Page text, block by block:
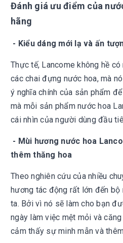
Đánh giá ưu điểm của
hãng
- Kiểu dáng mới lạ và ấn
Thực tế, Lancome không hề
các chai đựng nước hoa, mà
ý nghĩa chính của sản phẩm
mà mỗi sản phẩm nước hoa
cái nhìn của người dùng đầu
- Mùi hương nước hoa
thêm thăng hoa
Theo nghiên cứu của nhiều
hương tác động rất lớn đến bộ
ta. Bởi vì nó sẽ làm cho bạn
ngày làm việc mệt mỏi và
cảm thấy sự minh mẫn và